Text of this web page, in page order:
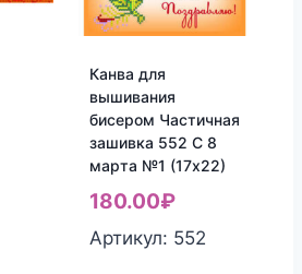
Канва для
вышивания
бисером Частичная
зашивка 552 С 8
марта №1 (17х22)
180.00₽
Артикул: 552